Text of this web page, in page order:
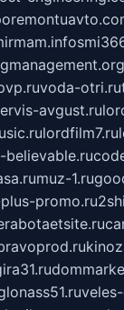
voda-otri.ru
avgust.ru
lordfilm7.ru
believable.ru
muz-1.ru
promo.ru